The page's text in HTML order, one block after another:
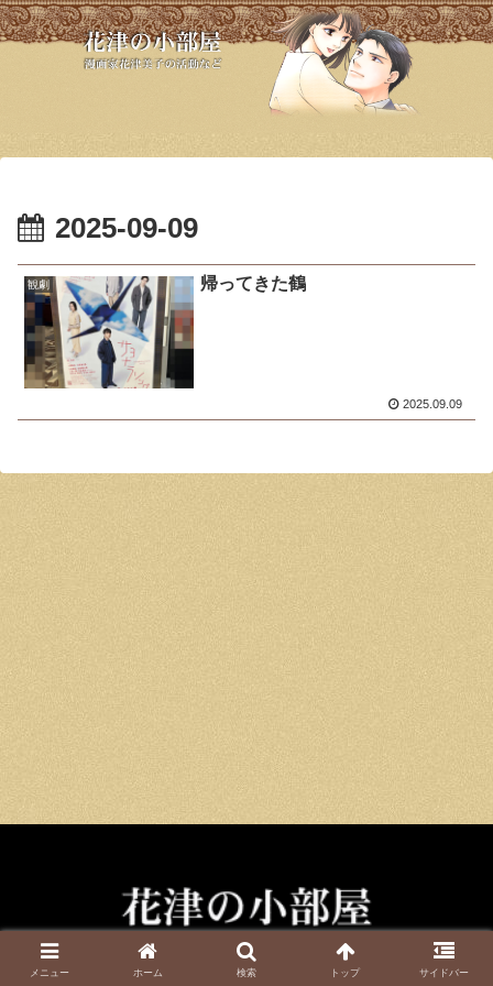
2025-09-09
観劇 帰ってきた鶴
2025.09.09
Copyright © 2025 花津美子 All Rights Reserved.無断転載禁止
メニュー ホーム 検索 トップ サイドバー